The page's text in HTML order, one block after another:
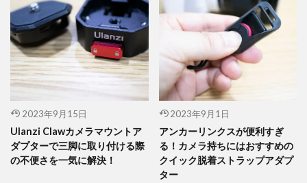
2023年9月15日
Ulanzi Clawカメラマウントア
ダプターで三脚に取り付ける際
の不便さを一気に解決！
2023年9月1日
アンカーリンクスが便利すぎ
る！カメラ持ちにはおすすめの
クイック脱着ストラップアダプ
ター